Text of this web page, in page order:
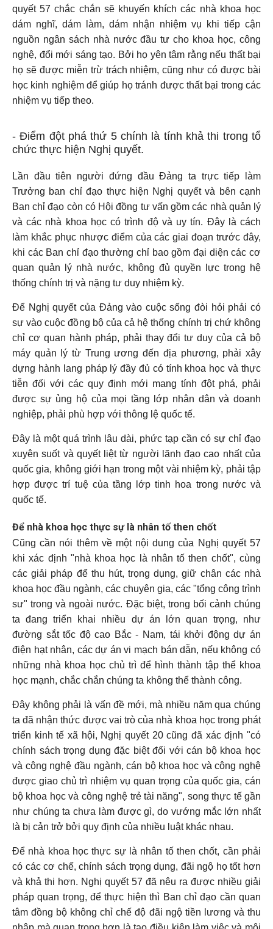
quyết 57 chắc chắn sẽ khuyến khích các nhà khoa học
dám nghĩ, dám làm, dám nhận nhiệm vụ khi tiếp cận
nguồn ngân sách nhà nước đầu tư cho khoa học, công
nghệ, đổi mới sáng tạo. Bởi họ yên tâm rằng nếu thất bại
họ sẽ được miễn trừ trách nhiệm, cũng như có được bài
học kinh nghiệm để giúp họ tránh được thất bại trong các
nhiệm vụ tiếp theo.
- Điểm đột phá thứ 5chính là tính khả thi trong tổ
chức thực hiện Nghị quyết.
Lần đầu tiên người đứng đầu Đảng ta trực tiếp làm
Trưởng ban chỉ đạo thực hiện Nghị quyết và bên cạnh
Ban chỉ đạo còn có Hội đồng tư vấn gồm các nhà quản lý
và các nhà khoa học có trình độ và uy tín. Đây là cách
làm khắc phục nhược điểm của các giai đoạn trước đây,
khi các Ban chỉ đạo thường chỉ bao gồm đại diện các cơ
quan quản lý nhà nước, không đủ quyền lực trong hệ
thống chính trị và nặng tư duy nhiệm kỳ.
Để Nghị quyết của Đảng vào cuộc sống đòi hỏi phải có
sự vào cuộc đồng bộ của cả hệ thống chính trị chứ không
chỉ cơ quan hành pháp, phải thay đổi tư duy của cả bộ
máy quản lý từ Trung ương đến địa phương, phải xây
dựng hành lang pháp lý đầy đủ có tính khoa học và thực
tiễn đối với các quy định mới mang tính đột phá, phải
được sự ủng hộ của mọi tầng lớp nhân dân và doanh
nghiệp, phải phù hợp với thông lệ quốc tế.
Đây là một quá trình lâu dài, phức tạp cần có sự chỉ đạo
xuyên suốt và quyết liệt từ người lãnh đạo cao nhất của
quốc gia, không giới hạn trong một vài nhiệm kỳ, phải tập
hợp được trí tuệ của tầng lớp tinh hoa trong nước và
quốc tế.
Để nhà khoa học thực sự là nhân tố then chốt
Cũng cần nói thêm về một nội dung của Nghị quyết 57
khi xác định "nhà khoa học là nhân tố then chốt", cùng
các giải pháp để thu hút, trọng dụng, giữ chân các nhà
khoa học đầu ngành, các chuyên gia, các "tổng công trình
sư" trong và ngoài nước. Đặc biệt, trong bối cảnh chúng
ta đang triển khai nhiều dự án lớn quan trọng, như
đường sắt tốc độ cao Bắc - Nam, tái khởi động dự án
điện hạt nhân, các dự án vi mạch bán dẫn, nếu không có
những nhà khoa học chủ trì để hình thành tập thể khoa
học mạnh, chắc chắn chúng ta không thể thành công.
Đây không phải là vấn đề mới, mà nhiều năm qua chúng
ta đã nhận thức được vai trò của nhà khoa học trong phát
triển kinh tế xã hội, Nghị quyết 20 cũng đã xác định "có
chính sách trọng dụng đặc biệt đối với cán bộ khoa học
và công nghệ đầu ngành, cán bộ khoa học và công nghệ
được giao chủ trì nhiệm vụ quan trọng của quốc gia, cán
bộ khoa học và công nghệ trẻ tài năng", song thực tế gần
như chúng ta chưa làm được gì, do vướng mắc lớn nhất
là bị cản trở bởi quy định của nhiều luật khác nhau.
Để nhà khoa học thực sự là nhân tố then chốt, cần phải
có các cơ chế, chính sách trọng dụng, đãi ngộ họ tốt hơn
và khả thi hơn. Nghị quyết 57 đã nêu ra được nhiều giải
pháp quan trọng, để thực hiện thì Ban chỉ đạo cần quan
tâm đồng bộ không chỉ chế độ đãi ngộ tiền lương và thu